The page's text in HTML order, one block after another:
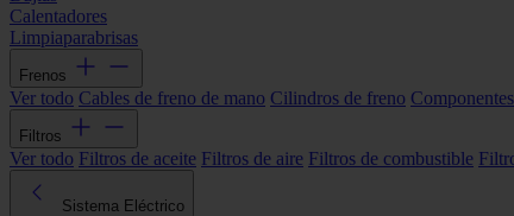
Calentadores
Limpiaparabrisas
Frenos
Ver todo Cables de freno de mano Cilindros de freno
Filtros
Ver todo Filtros de aceite Filtros de aire Filtros de combustible
Sistema Eléctrico